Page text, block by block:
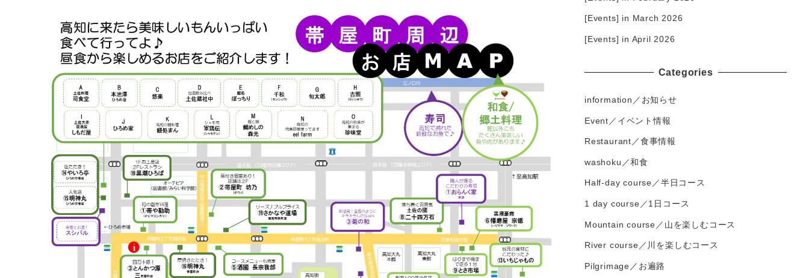
[Events] in March 2026
[Events] in April 2026
Categories
information／お知らせ
Event／イベント情報
Restaurant／食事情報
washoku／和食
Half-day course／半日コース
1 day course／1日コース
Mountain course／山を楽しむコース
River course／川を楽しむコース
Pilgrimage／お遍路